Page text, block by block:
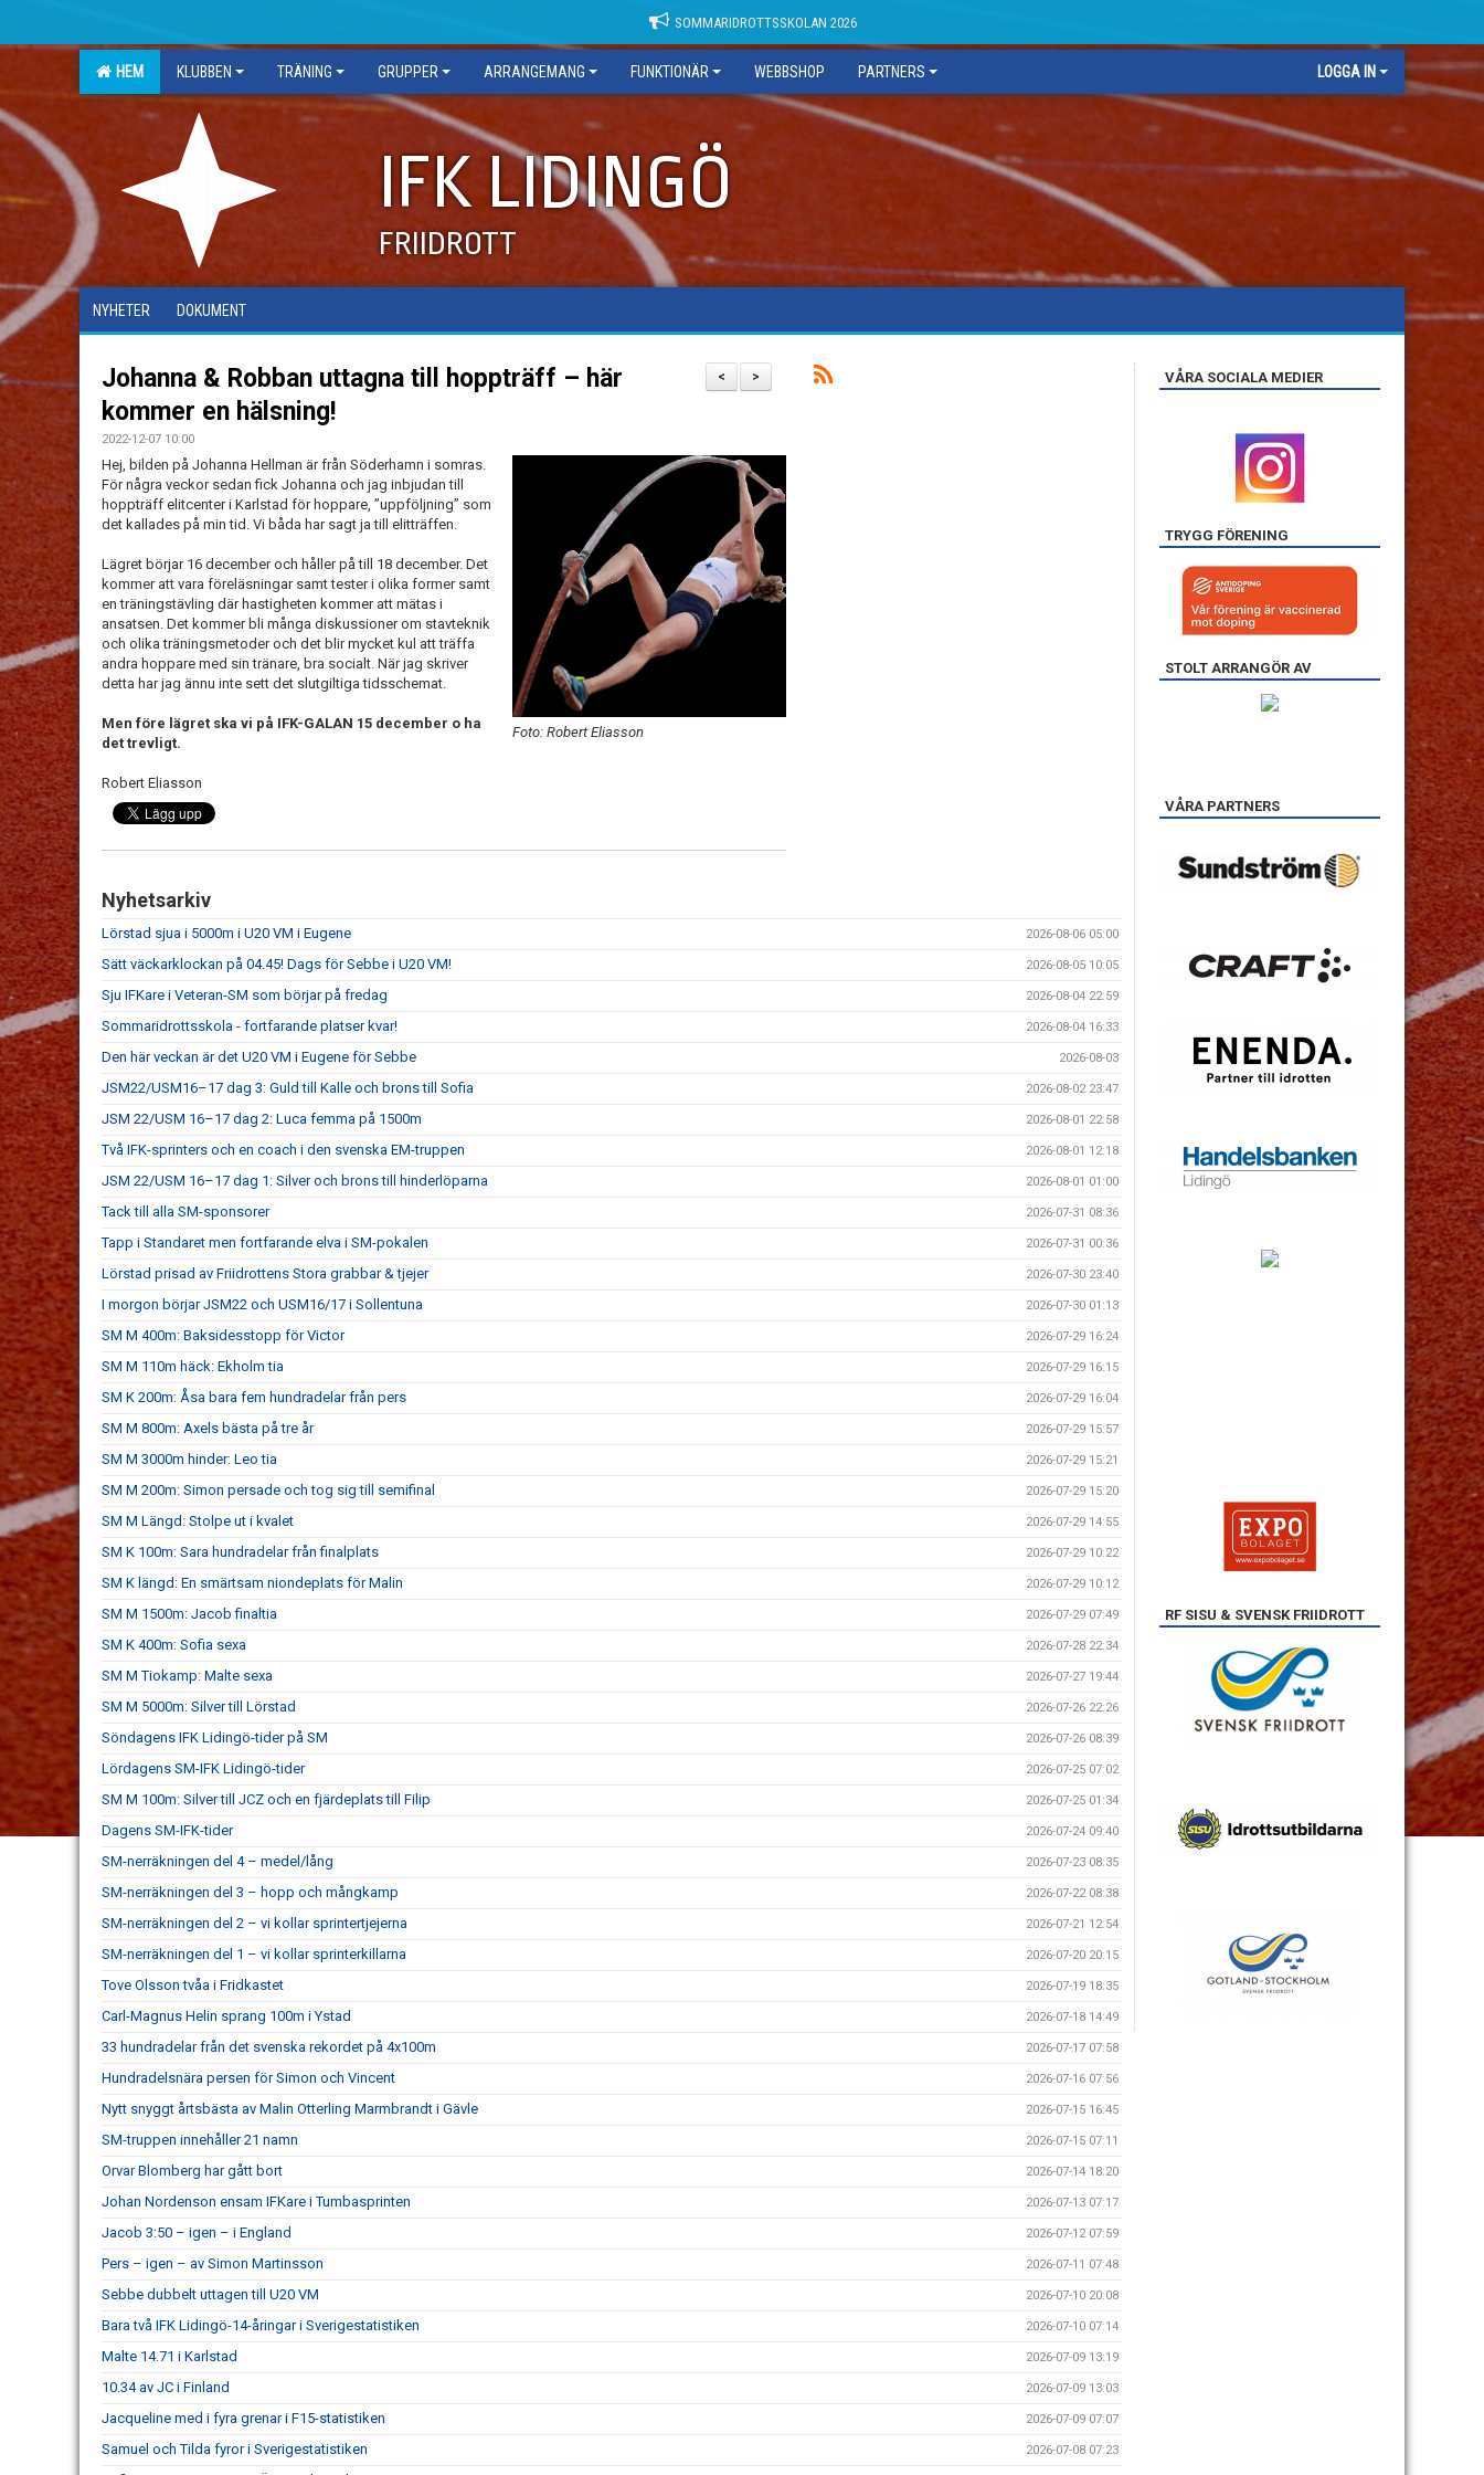
SOMMARIDROTTSSKOLAN 2026
HEM KLUBBEN TRÄNING GRUPPER ARRANGEMANG FUNKTIONÄR WEBBSHOP PARTNERS LOGGA IN
IFK LIDINGÖ
FRIIDROTT
NYHETER DOKUMENT
>
<
Johanna & Robban uttagna till hoppträff – här
kommer en hälsning!
2022-12-07 10:00
Foto: Robert Eliasson
Hej, bilden på Johanna Hellman är från Söderhamn i somras.
För några veckor sedan fick Johanna och jag inbjudan till
hoppträff elitcenter i Karlstad för hoppare, ”uppföljning” som
det kallades på min tid. Vi båda har sagt ja till elitträffen.
Lägret börjar 16 december och håller på till 18 december. Det
kommer att vara föreläsningar samt tester i olika former samt
en träningstävling där hastigheten kommer att mätas i
ansatsen. Det kommer bli många diskussioner om stavteknik
och olika träningsmetoder och det blir mycket kul att träffa
andra hoppare med sin tränare, bra socialt. När jag skriver
detta har jag ännu inte sett det slutgiltiga tidsschemat.
Men före lägret ska vi på IFK-GALAN 15 december o ha
det trevligt.
Robert Eliasson
Nyhetsarkiv
Lörstad sjua i 5000m i U20 VM i Eugene 2026-08-06 05:00
Sätt väckarklockan på 04.45! Dags för Sebbe i U20 VM! 2026-08-05 10:05
Sju IFKare i Veteran-SM som börjar på fredag 2026-08-04 22:59
Sommaridrottsskola - fortfarande platser kvar! 2026-08-04 16:33
Den här veckan är det U20 VM i Eugene för Sebbe 2026-08-03
JSM22/USM16–17 dag 3: Guld till Kalle och brons till Sofia 2026-08-02 23:47
JSM 22/USM 16–17 dag 2: Luca femma på 1500m 2026-08-01 22:58
Två IFK-sprinters och en coach i den svenska EM-truppen 2026-08-01 12:18
JSM 22/USM 16–17 dag 1: Silver och brons till hinderlöparna 2026-08-01 01:00
Tack till alla SM-sponsorer 2026-07-31 08:36
Tapp i Standaret men fortfarande elva i SM-pokalen 2026-07-31 00:36
Lörstad prisad av Friidrottens Stora grabbar & tjejer 2026-07-30 23:40
I morgon börjar JSM22 och USM16/17 i Sollentuna 2026-07-30 01:13
SM M 400m: Baksidesstopp för Victor 2026-07-29 16:24
SM M 110m häck: Ekholm tia 2026-07-29 16:15
SM K 200m: Åsa bara fem hundradelar från pers 2026-07-29 16:04
SM M 800m: Axels bästa på tre år 2026-07-29 15:57
SM M 3000m hinder: Leo tia 2026-07-29 15:21
SM M 200m: Simon persade och tog sig till semifinal 2026-07-29 15:20
SM M Längd: Stolpe ut i kvalet 2026-07-29 14:55
SM K 100m: Sara hundradelar från finalplats 2026-07-29 10:22
SM K längd: En smärtsam niondeplats för Malin 2026-07-29 10:12
SM M 1500m: Jacob finaltia 2026-07-29 07:49
SM K 400m: Sofia sexa 2026-07-28 22:34
SM M Tiokamp: Malte sexa 2026-07-27 19:44
SM M 5000m: Silver till Lörstad 2026-07-26 22:26
Söndagens IFK Lidingö-tider på SM 2026-07-26 08:39
Lördagens SM-IFK Lidingö-tider 2026-07-25 07:02
SM M 100m: Silver till JCZ och en fjärdeplats till Filip 2026-07-25 01:34
Dagens SM-IFK-tider 2026-07-24 09:40
SM-nerräkningen del 4 – medel/lång 2026-07-23 08:35
SM-nerräkningen del 3 – hopp och mångkamp 2026-07-22 08:38
SM-nerräkningen del 2 – vi kollar sprintertjejerna 2026-07-21 12:54
SM-nerräkningen del 1 – vi kollar sprinterkillarna 2026-07-20 20:15
Tove Olsson tvåa i Fridkastet 2026-07-19 18:35
Carl-Magnus Helin sprang 100m i Ystad 2026-07-18 14:49
33 hundradelar från det svenska rekordet på 4x100m 2026-07-17 07:58
Hundradelsnära persen för Simon och Vincent 2026-07-16 07:56
Nytt snyggt årtsbästa av Malin Otterling Marmbrandt i Gävle 2026-07-15 16:45
SM-truppen innehåller 21 namn 2026-07-15 07:11
Orvar Blomberg har gått bort 2026-07-14 18:20
Johan Nordenson ensam IFKare i Tumbasprinten 2026-07-13 07:17
Jacob 3:50 – igen – i England 2026-07-12 07:59
Pers – igen – av Simon Martinsson 2026-07-11 07:48
Sebbe dubbelt uttagen till U20 VM 2026-07-10 20:08
Bara två IFK Lidingö-14-åringar i Sverigestatistiken 2026-07-10 07:14
Malte 14.71 i Karlstad 2026-07-09 13:19
10.34 av JC i Finland 2026-07-09 13:03
Jacqueline med i fyra grenar i F15-statistiken 2026-07-09 07:07
Samuel och Tilda fyror i Sverigestatistiken 2026-07-08 07:23
VÅRA SOCIALA MEDIER
TRYGG FÖRENING
STOLT ARRANGÖR AV
VÅRA PARTNERS
RF SISU & SVENSK FRIIDROTT